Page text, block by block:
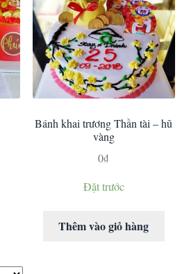
Bánh khai trương Thần tài – hũ
vàng
0₫
Đặt trước
Thêm vào giỏ hàng